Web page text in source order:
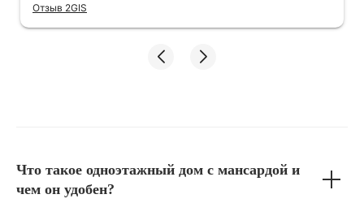
Отзыв 2GIS
Что такое одноэтажный дом с мансардой и
чем он удобен?